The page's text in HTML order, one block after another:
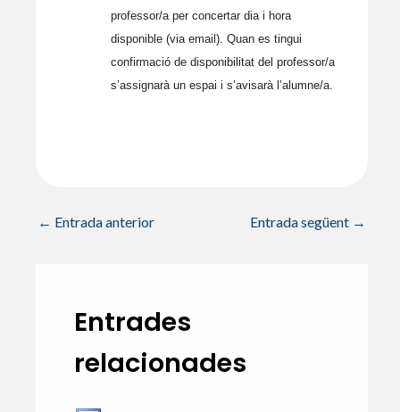
professor/a per concertar dia i hora
disponible (via email). Quan es tingui
confirmació de disponibilitat del professor/a
s’assignarà un espai i s’avisarà l’alumne/a.
← Entrada anterior Entrada següent →
Entrades
relacionades